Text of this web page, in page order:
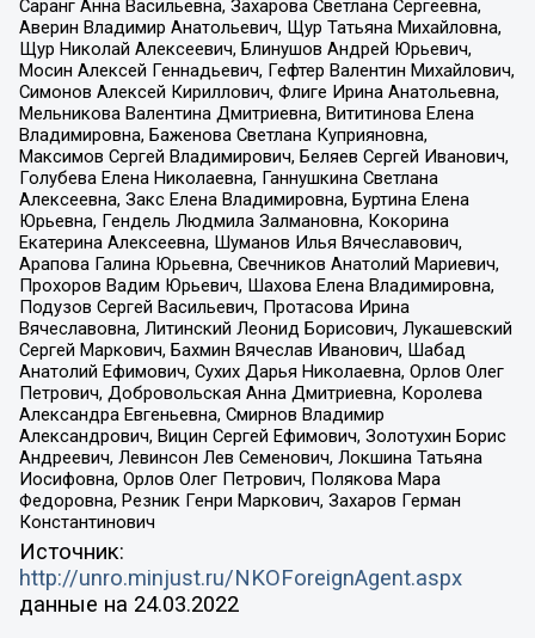
Саранг Анна Васильевна, Захарова Светлана Сергеевна,
Аверин Владимир Анатольевич, Щур Татьяна Михайловна,
Щур Николай Алексеевич, Блинушов Андрей Юрьевич,
Мосин Алексей Геннадьевич, Гефтер Валентин Михайлович,
Симонов Алексей Кириллович, Флиге Ирина Анатольевна,
Мельникова Валентина Дмитриевна, Вититинова Елена
Владимировна, Баженова Светлана Куприяновна,
Максимов Сергей Владимирович, Беляев Сергей Иванович,
Голубева Елена Николаевна, Ганнушкина Светлана
Алексеевна, Закс Елена Владимировна, Буртина Елена
Юрьевна, Гендель Людмила Залмановна, Кокорина
Екатерина Алексеевна, Шуманов Илья Вячеславович,
Арапова Галина Юрьевна, Свечников Анатолий Мариевич,
Прохоров Вадим Юрьевич, Шахова Елена Владимировна,
Подузов Сергей Васильевич, Протасова Ирина
Вячеславовна, Литинский Леонид Борисович, Лукашевский
Сергей Маркович, Бахмин Вячеслав Иванович, Шабад
Анатолий Ефимович, Сухих Дарья Николаевна, Орлов Олег
Петрович, Добровольская Анна Дмитриевна, Королева
Александра Евгеньевна, Смирнов Владимир
Александрович, Вицин Сергей Ефимович, Золотухин Борис
Андреевич, Левинсон Лев Семенович, Локшина Татьяна
Иосифовна, Орлов Олег Петрович, Полякова Мара
Федоровна, Резник Генри Маркович, Захаров Герман
Константинович
Источник:
http://unro.minjust.ru/NKOForeignAgent.aspx
данные на 24.03.2022